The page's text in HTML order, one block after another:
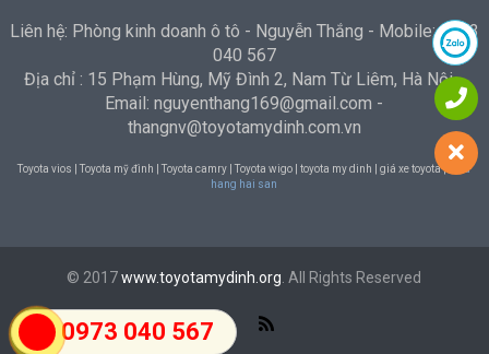
0973 040 567
Liên hệ: Phòng kinh doanh ô tô - Nguyễn Thắng - Mobile: 0973
040 567
Địa chỉ : 15 Phạm Hùng, Mỹ Đình 2, Nam Từ Liêm, Hà Nội -
Email: nguyenthang169@gmail.com -
thangnv@toyotamydinh.com.vn
Toyota vios | Toyota mỹ đình | Toyota camry | Toyota wigo | toyota my dinh | giá xe toyota |
Nha
hang hai san
© 2017www.toyotamydinh.org . All Rights Reserved